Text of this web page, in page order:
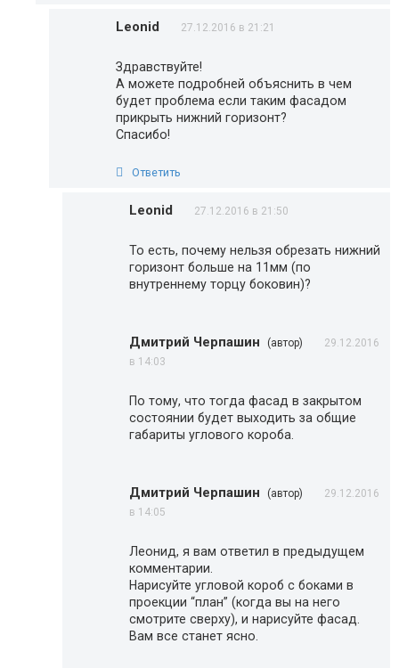
Leonid 27.12.2016 в 21:21
Здравствуйте!
А можете подробней объяснить в чем
будет проблема если таким фасадом
прикрыть нижний горизонт?
Спасибо!
Ответить
Leonid 27.12.2016 в 21:50
То есть, почему нельзя обрезать нижний
горизонт больше на 11мм (по
внутреннему торцу боковин)?
Дмитрий Черпашин (автор)
29.12.2016
в 14:03
По тому, что тогда фасад в закрытом
состоянии будет выходить за общие
габариты углового короба.
Дмитрий Черпашин (автор)
29.12.2016
в 14:05
Леонид, я вам ответил в предыдущем
комментарии.
Нарисуйте угловой короб с боками в
проекции “план” (когда вы на него
смотрите сверху), и нарисуйте фасад.
Вам все станет ясно.